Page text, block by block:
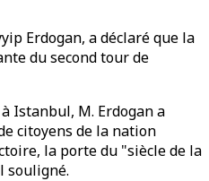
Erdogan, a déclaré que la
du second tour de
Istanbul, M. Erdogan a
citoyens de la nation
la porte du "siècle de la
souligné.